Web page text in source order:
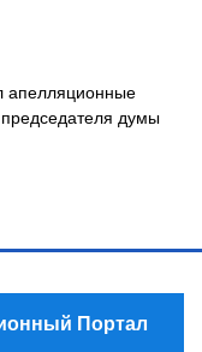
апелляционные
думы
Портал